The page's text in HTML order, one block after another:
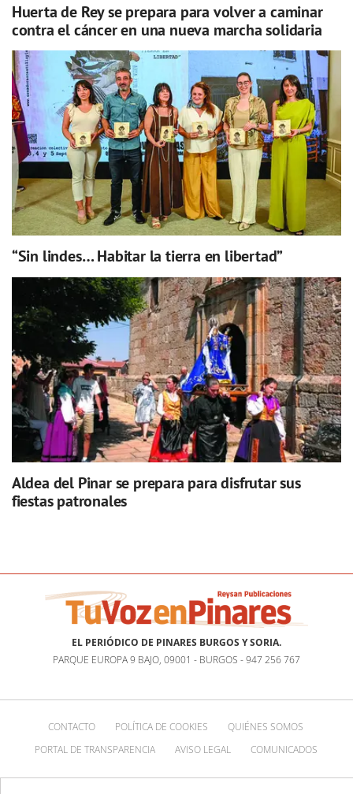
Huerta de Rey se prepara para volver a caminar
contra el cáncer en una nueva marcha solidaria
“Sin lindes… Habitar la tierra en libertad”
Aldea del Pinar se prepara para disfrutar sus
fiestas patronales
EL PERIÓDICO DE PINARES BURGOS Y SORIA.
PARQUE EUROPA 9 BAJO, 09001 - BURGOS - 947 256 767
CONTACTO POLÍTICA DE COOKIES
QUIÉNES SOMOS
PORTAL DE TRANSPARENCIA
AVISO LEGAL COMUNICADOS